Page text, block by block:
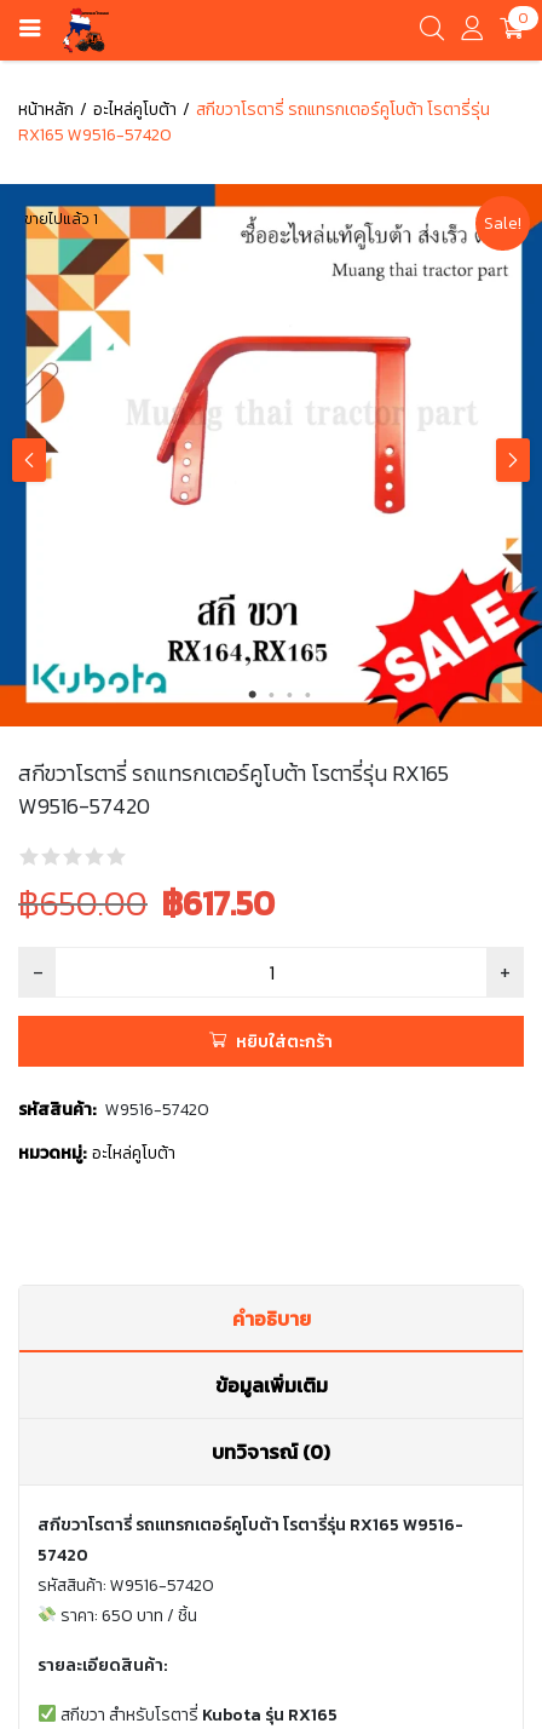
0
หน้าหลัก อะไหล่คูโบต้า
สกีขวาโรตารี่ รถแทรกเตอร์คูโบต้า โรตารี่รุ่น
RX165 W9516-57420
ขายไปแล้ว 1 Sale!
สกีขวาโรตารี่ รถแทรกเตอร์คูโบต้า โรตารี่รุ่น RX165
W9516-57420
Original
price
was:
฿650.00 Current
฿617.50
หยิบใส่ตะกร้า
รหัสสินค้า: W9516-57420
หมวดหมู่: อะไหล่คูโบต้า
คำอธิบาย
ข้อมูลเพิ่มเติม
บทวิจารณ์ (0)
สกีขวาโรตารี่ รถแทรกเตอร์คูโบต้า โรตารี่รุ่น RX165 W9516-
57420
รหัสสินค้า: W9516-57420
ราคา: 650 บาท / ชิ้น
รายละเอียดสินค้า:
สกีขวา สำหรับโรตารี่ Kubota รุ่น RX165